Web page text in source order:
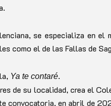
se especializa en
como el de las Fallas de
Ya te contaré.
de su localidad, crea el
convocatoria, en abril de